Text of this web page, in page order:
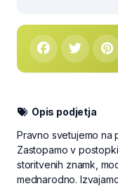
Opis podjetja
Pravno svetujemo na
Zastopamo v
storitvenih znamk,
mednarodno.